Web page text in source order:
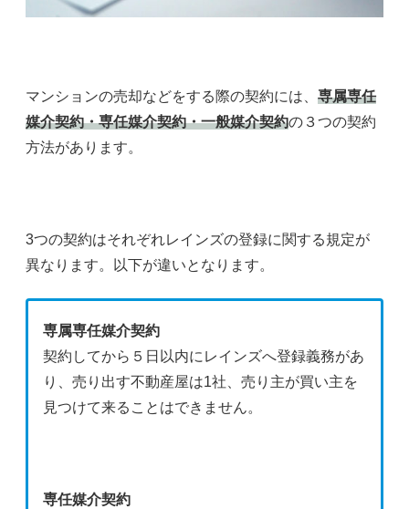
マンションの売却などをする際の契約には、 専属専任
媒介契約・専任媒介契約・一般媒介契約の３つの契約
方法があります。
3つの契約はそれぞれレインズの登録に関する規定が
異なります。以下が違いとなります。
専属専任媒介契約
契約してから５日以内にレインズへ登録義務があ
り、売り出す不動産屋は1社、売り主が買い主を
見つけて来ることはできません。
専任媒介契約